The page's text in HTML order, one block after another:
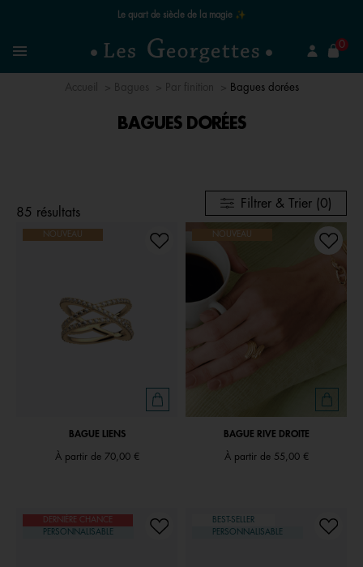
Le quart de siècle de la magie ✨
MenuRecherchez un bijou
0
Bagues dorées
BAGUES DORÉES
85 résultats
Filtrer & Trier (0)
NOUVEAU
BAGUE LIENS
À partir de 70,00 €
NOUVEAU
BAGUE RIVE DROITE
À partir de 55,00 €
DERNIÈRE CHANCE
PERSONNALISABLE
BEST-SELLER
PERSONNALISABLE